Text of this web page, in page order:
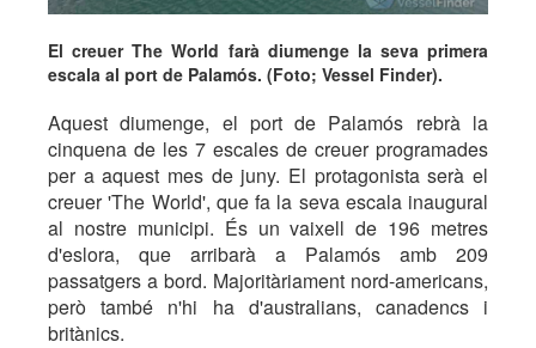
El creuer The World farà diumenge la seva primera
escala al port de Palamós. (Foto; Vessel Finder).
Aquest diumenge, el port de Palamós rebrà la
cinquena de les 7 escales de creuer programades
per a aquest mes de juny. El protagonista serà el
creuer 'The World', que fa la seva escala inaugural
al nostre municipi. És un vaixell de 196 metres
d'eslora, que arribarà a Palamós amb 209
passatgers a bord. Majoritàriament nord-americans,
però també n'hi ha d'australians, canadencs i
britànics.